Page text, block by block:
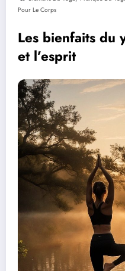
Pour Le Corps
Les bienfaits du
et l’esprit